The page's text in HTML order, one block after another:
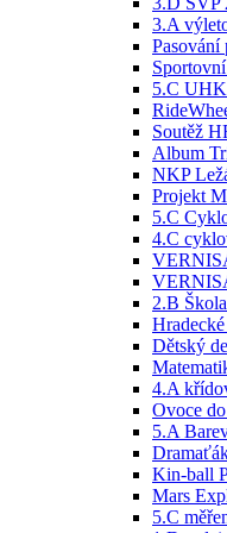
3.A
Pasování
5.C
Soutěž
Album
NKP
Projekt
5.C
4.C
2.B
Dětský
4.A
Ovoce
5.A
Kin-ball
Mars
5.C